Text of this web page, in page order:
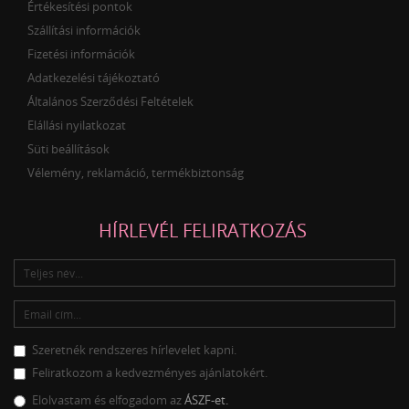
Értékesítési pontok
Szállítási információk
Fizetési információk
Adatkezelési tájékoztató
Általános Szerződési Feltételek
Elállási nyilatkozat
Süti beállítások
Vélemény, reklamáció, termékbiztonság
HÍRLEVÉL FELIRATKOZÁS
Szeretnék rendszeres hírlevelet kapni.
Feliratkozom a kedvezményes ajánlatokért.
Elolvastam és elfogadom azÁSZF-et.